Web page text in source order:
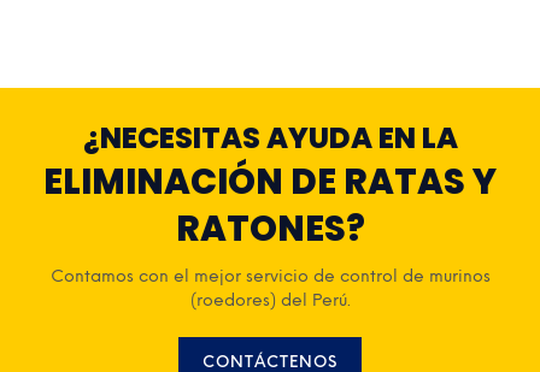
¿NECESITAS AYUDA EN LA
ELIMINACIÓN DE RATAS Y
RATONES?
Contamos con el mejor servicio de control de murinos
(roedores) del Perú.
CONTÁCTENOS